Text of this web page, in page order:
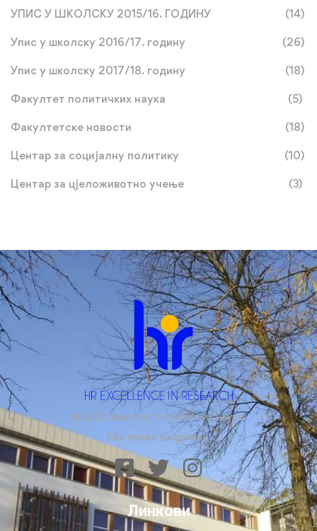
УПИС У ШКОЛСКУ 2015/16. ГОДИНУ (14)
Упис у школску 2016/17. годину (26)
Упис у школску 2017/18. годину (18)
Факултет политичких наука (5)
Факултетске новости (18)
Центар за социјалну политику (10)
Центар за цјеложивотно учење (3)
© 2023 Факултет политичких наука.
Сва права задржана.
Линкови